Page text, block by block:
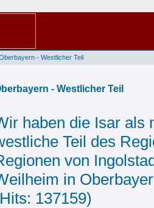
- Westlicher Teil
- Westlicher Teil
haben die Isar als
Teil des
von
in
137159)